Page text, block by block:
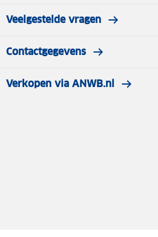
Veelgestelde vragen
Contactgegevens
Verkopen via ANWB.nl